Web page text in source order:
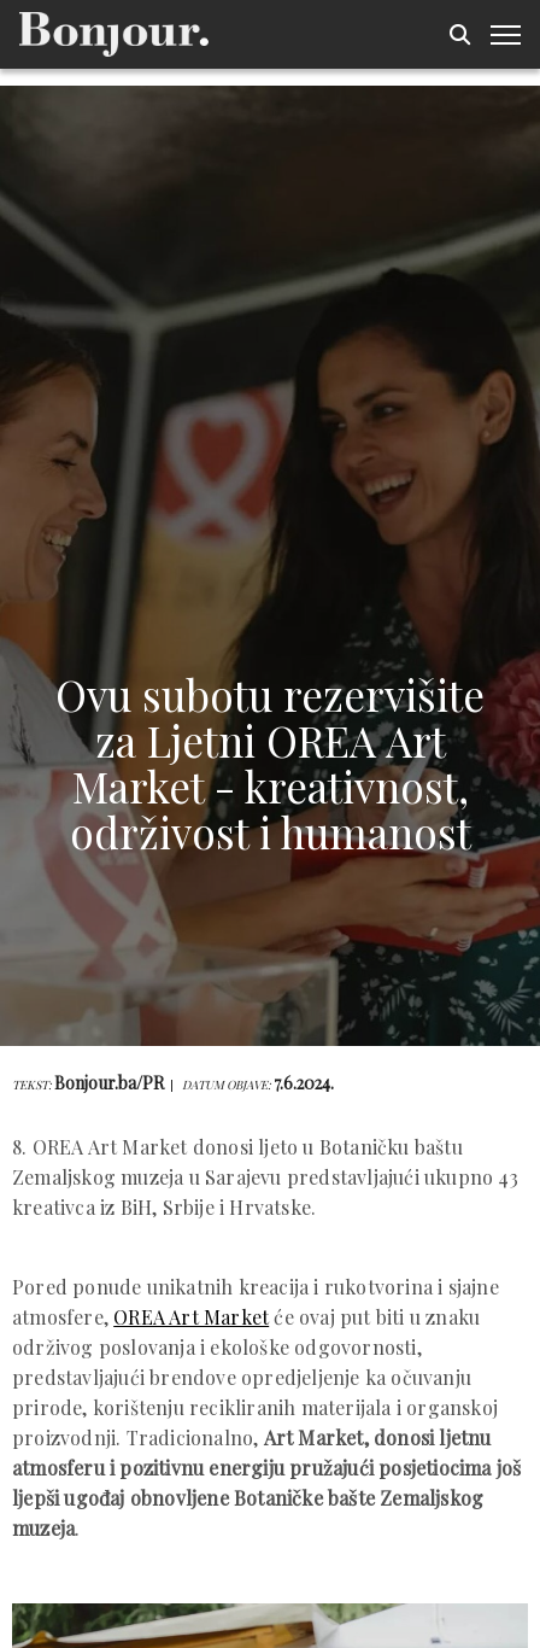
Ovu subotu rezervišite
za Ljetni OREA Art
Market - kreativnost,
održivost i humanost
TEKST:Bonjour.ba/PR DATUM OBJAVE: 7.6.2024.
8. OREA Art Market donosi ljeto u Botaničku baštu
Zemaljskog muzeja u Sarajevu predstavljajući ukupno 43
kreativca iz BiH, Srbije i Hrvatske.
Pored ponude unikatnih kreacija i rukotvorina i sjajne
atmosfere, OREA Art Marketće ovaj put biti u znaku
održivog poslovanja i ekološke odgovornosti,
predstavljajući brendove opredjeljenje ka očuvanju
prirode, korištenju recikliranih materijala i organskoj
proizvodnji. Tradicionalno, Art Market, donosi ljetnu
atmosferu i pozitivnu energiju pružajući posjetiocima još
ljepši ugođaj obnovljene Botaničke bašte Zemaljskog
muzeja.